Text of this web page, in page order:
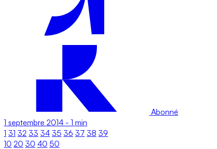
Abonné
1 septembre 2014 - 1 min
1 31 32 33 34 35 36 37 38 39
10 20 30 40 50